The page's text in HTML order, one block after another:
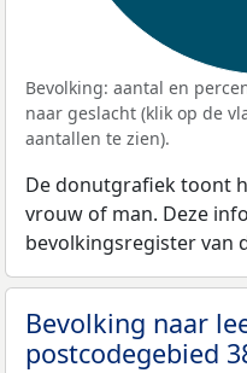
Bevolking: aantal en
naar geslacht (klik op de
aantallen te zien).
De donutgrafiek toont
vrouw of man. Deze
bevolkingsregister van
Bevolking naar
postcodegebied